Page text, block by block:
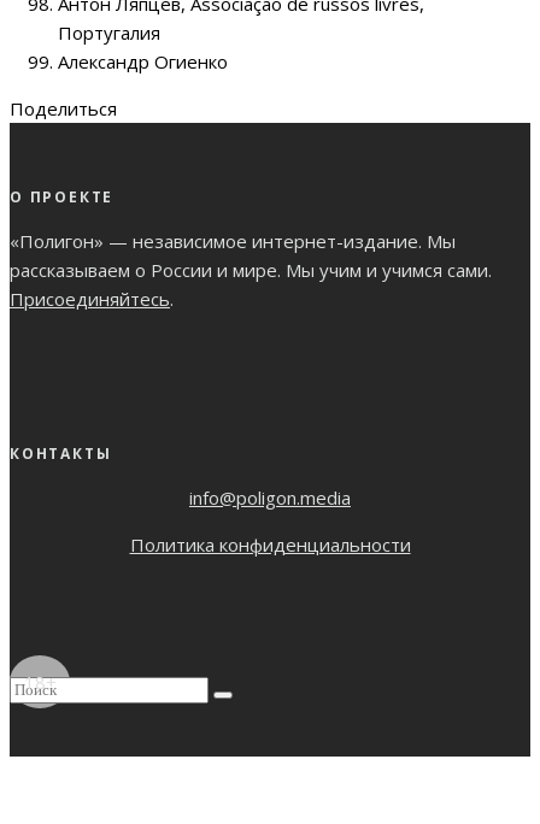
Португалия
Александр Огиенко
Поделиться
О ПРОЕКТЕ
«Полигон» — независимое интернет-издание. Мы
рассказываем о России и мире. Мы учим и учимся сами.
Присоединяйтесь.
КОНТАКТЫ
info@poligon.media
Политика конфиденциальности
18+